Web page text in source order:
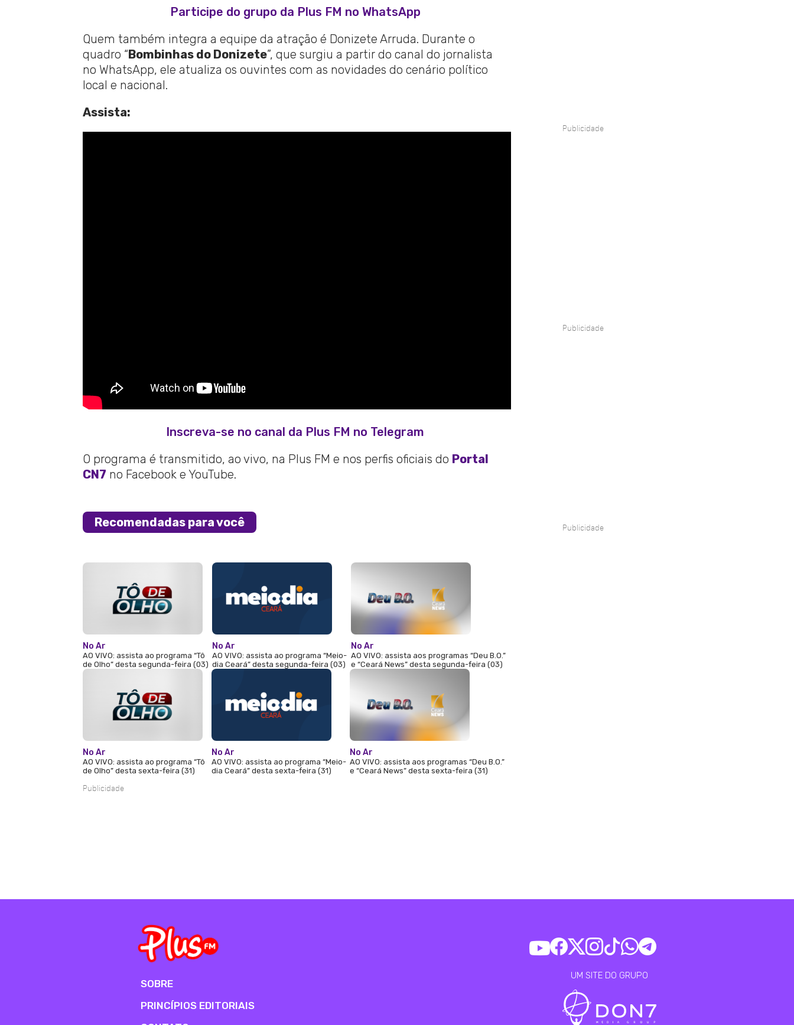
Participe do grupo da Plus FM no WhatsApp
Quem também integra a equipe da atração é Donizete Arruda. Durante o
quadro “Bombinhas do Donizete”, que surgiu a partir do canal do jornalista
no WhatsApp, ele atualiza os ouvintes com as novidades do cenário político
local e nacional.
Assista:
Inscreva-se no canal da Plus FM no Telegram
O programa é transmitido, ao vivo, na Plus FM e nos perfis oficiais do Portal
CN7 no Facebook e YouTube.
Recomendadas para você
No Ar
AO VIVO: assista ao programa “Tô
de Olho” desta segunda-feira (03)
No Ar
AO VIVO: assista ao programa “Meio-
dia Ceará” desta segunda-feira (03)
No Ar
AO VIVO: assista aos programas “Deu B.O.”
e “Ceará News” desta segunda-feira (03)
No Ar
AO VIVO: assista ao programa “Tô
de Olho” desta sexta-feira (31)
No Ar
AO VIVO: assista ao programa “Meio-
dia Ceará” desta sexta-feira (31)
No Ar
AO VIVO: assista aos programas “Deu B.O.”
e “Ceará News” desta sexta-feira (31)
Publicidade
Publicidade
Publicidade
Publicidade
SOBRE
PRINCÍPIOS EDITORIAIS
UM SITE DO GRUPO